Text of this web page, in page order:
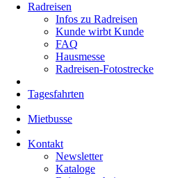
Radreisen
Infos zu Radreisen
Kunde wirbt Kunde
FAQ
Hausmesse
Radreisen-Fotostrecke
Tagesfahrten
Mietbusse
Kontakt
Newsletter
Kataloge